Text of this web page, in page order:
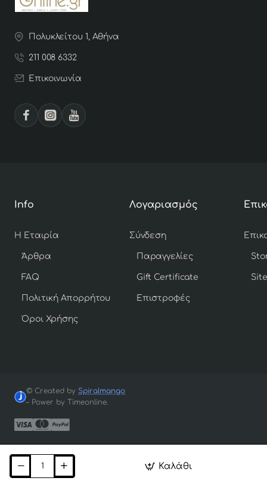
Καλάθι
Πολυκλείτου 1, Αθήνα
211 008 6332
Επικοινωνία
Info
Η Εταιρία
Άρθρα
FAQ
Πολιτική Απορρήτου
Όροι Χρήσης
Λογαριασμός
Σύνδεση
Παραγγελίες
Gift Certificate
Επιστροφές
© Created by Spiralmango
– Power by Timeonline.